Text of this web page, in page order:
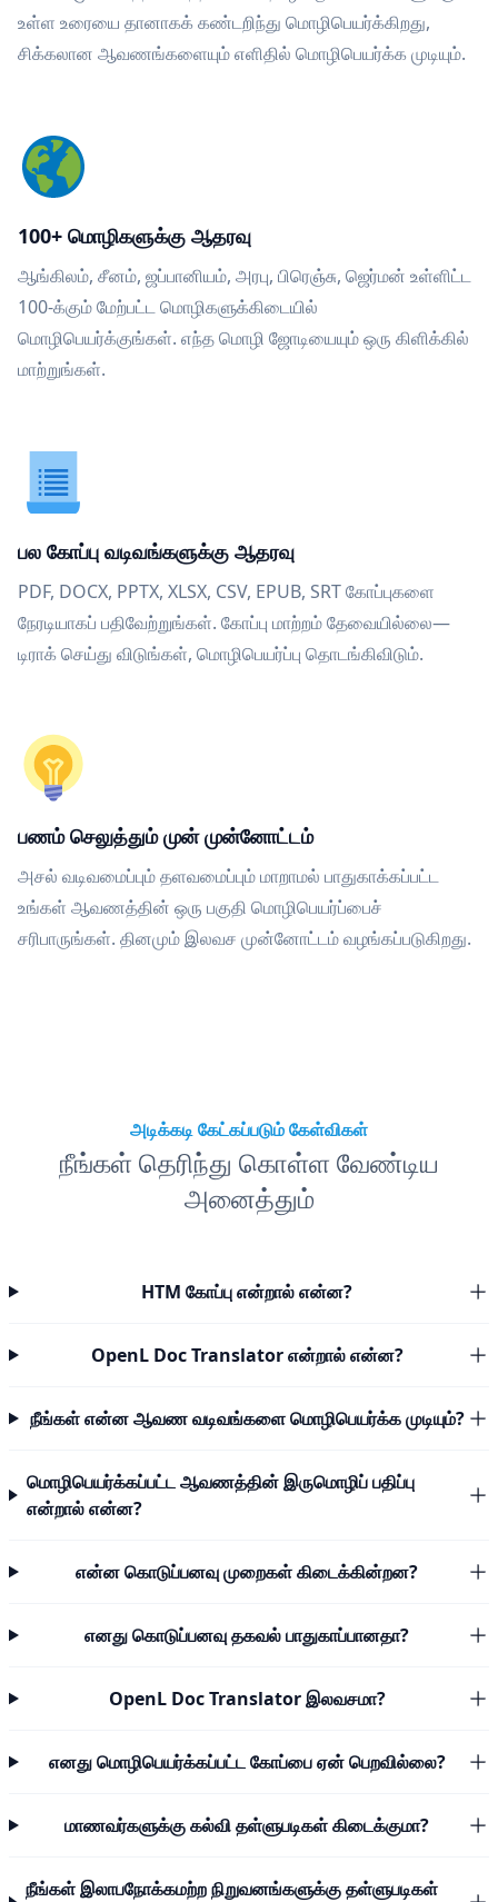
உள்ள உரையை தானாகக் கண்டறிந்து மொழிபெயர்க்கிறது,
சிக்கலான ஆவணங்களையும் எளிதில் மொழிபெயர்க்க முடியும்.
100+ மொழிகளுக்கு ஆதரவு
ஆங்கிலம், சீனம், ஜப்பானியம், அரபு, பிரெஞ்சு, ஜெர்மன் உள்ளிட்ட
100-க்கும் மேற்பட்ட மொழிகளுக்கிடையில்
மொழிபெயர்க்குங்கள். எந்த மொழி ஜோடியையும் ஒரு கிளிக்கில்
மாற்றுங்கள்.
பல கோப்பு வடிவங்களுக்கு ஆதரவு
PDF, DOCX, PPTX, XLSX, CSV, EPUB, SRT கோப்புகளை
நேரடியாகப் பதிவேற்றுங்கள். கோப்பு மாற்றம் தேவையில்லை—
டிராக் செய்து விடுங்கள், மொழிபெயர்ப்பு தொடங்கிவிடும்.
பணம் செலுத்தும் முன் முன்னோட்டம்
அசல் வடிவமைப்பும் தளவமைப்பும் மாறாமல் பாதுகாக்கப்பட்ட
உங்கள் ஆவணத்தின் ஒரு பகுதி மொழிபெயர்ப்பைச்
சரிபாருங்கள். தினமும் இலவச முன்னோட்டம் வழங்கப்படுகிறது.
அடிக்கடி கேட்கப்படும் கேள்விகள்
நீங்கள் தெரிந்து கொள்ள வேண்டிய
அனைத்தும்
HTM கோப்பு என்றால் என்ன?
OpenL Doc Translator என்றால் என்ன?
நீங்கள் என்ன ஆவண வடிவங்களை மொழிபெயர்க்க முடியும்?
மொழிபெயர்க்கப்பட்ட ஆவணத்தின் இருமொழிப் பதிப்பு
என்றால் என்ன?
என்ன கொடுப்பனவு முறைகள் கிடைக்கின்றன?
எனது கொடுப்பனவு தகவல் பாதுகாப்பானதா?
OpenL Doc Translator இலவசமா?
எனது மொழிபெயர்க்கப்பட்ட கோப்பை ஏன் பெறவில்லை?
மாணவர்களுக்கு கல்வி தள்ளுபடிகள் கிடைக்குமா?
நீங்கள் இலாபநோக்கமற்ற நிறுவனங்களுக்கு தள்ளுபடிகள்